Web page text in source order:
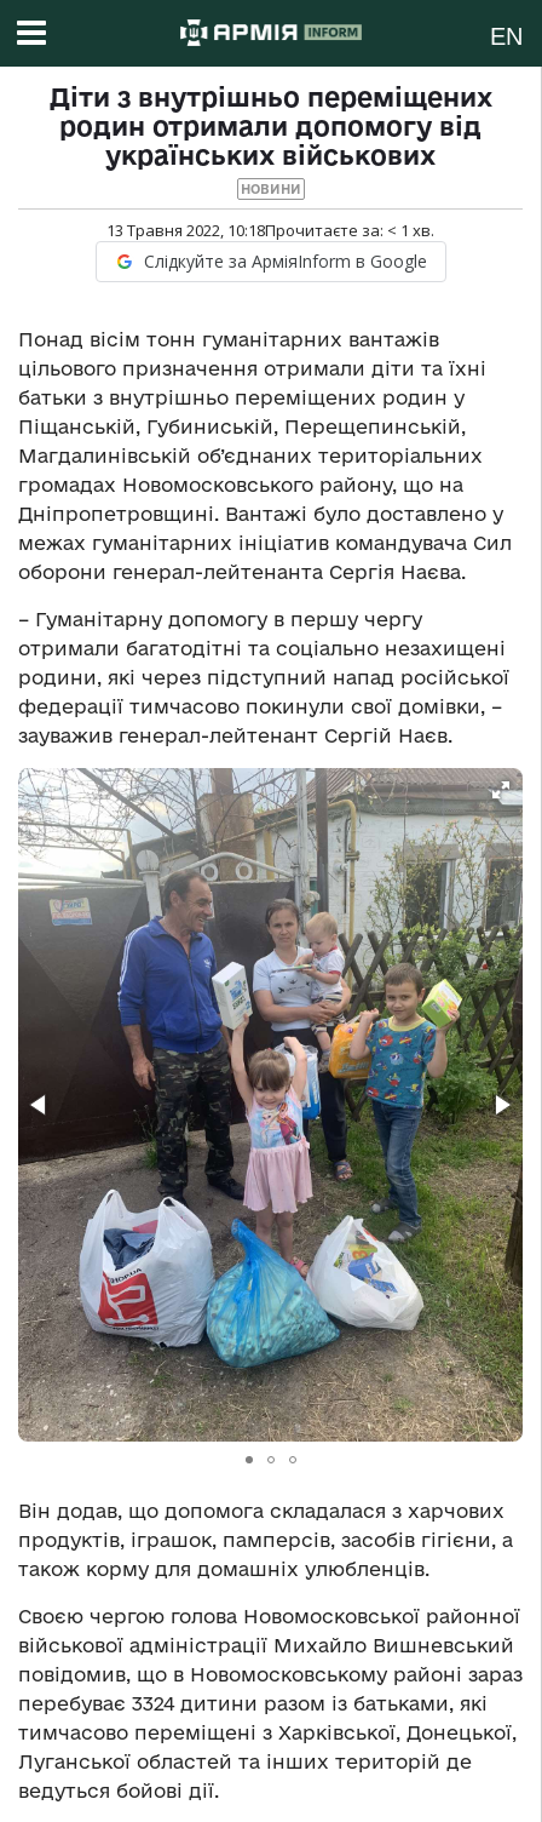
EN
Діти з внутрішньо переміщених
родин отримали допомогу від
українських військових
НОВИНИ
13 Травня 2022, 10:18Прочитаєте за: < 1 хв.
Слідкуйте за АрміяInform в Google
Понад вісім тонн гуманітарних вантажів
цільового призначення отримали діти та їхні
батьки з внутрішньо переміщених родин у
Піщанській, Губиниській, Перещепинській,
Магдалинівській об’єднаних територіальних
громадах Новомосковського району, що на
Дніпропетровщині. Вантажі було доставлено у
межах гуманітарних ініціатив командувача Сил
оборони генерал-лейтенанта Сергія Наєва.
– Гуманітарну допомогу в першу чергу
отримали багатодітні та соціально незахищені
родини, які через підступний напад російської
федерації тимчасово покинули свої домівки, –
зауважив генерал-лейтенант Сергій Наєв.
Він додав, що допомога складалася з харчових
продуктів, іграшок, памперсів, засобів гігієни, а
також корму для домашніх улюбленців.
Своєю чергою голова Новомосковської районної
військової адміністрації Михайло Вишневський
повідомив, що в Новомосковському районі зараз
перебуває 3324 дитини разом із батьками, які
тимчасово переміщені з Харківської, Донецької,
Луганської областей та інших територій де
ведуться бойові дії.